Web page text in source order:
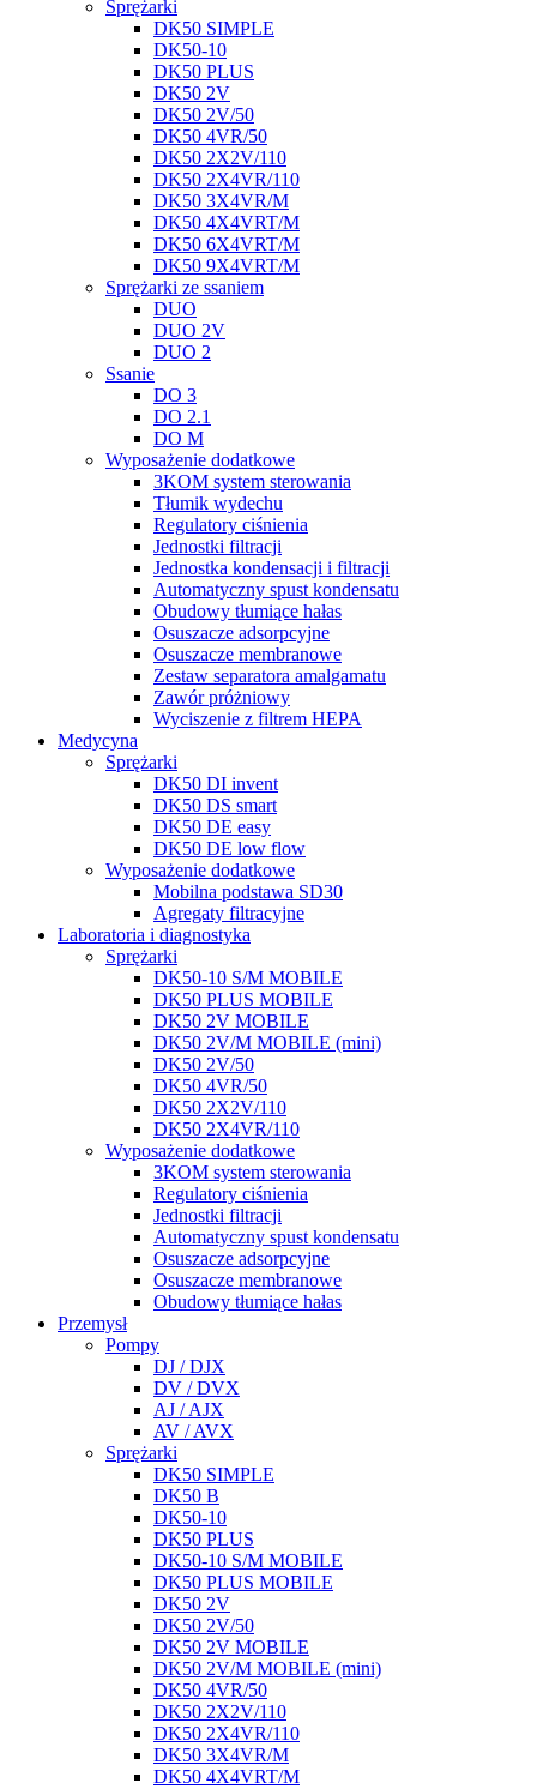
Sprężarki
DK50 SIMPLE
DK50-10
DK50 PLUS
DK50 2V
DK50 2V/50
DK50 4VR/50
DK50 2X2V/110
DK50 2X4VR/110
DK50 3X4VR/M
DK50 4X4VRT/M
DK50 6X4VRT/M
DK50 9X4VRT/M
Sprężarki ze ssaniem
DUO
DUO 2V
DUO 2
Ssanie
DO 3
DO 2.1
DO M
Wyposażenie dodatkowe
3KOM system sterowania
Tłumik wydechu
Regulatory ciśnienia
Jednostki filtracji
Jednostka kondensacji i filtracji
Automatyczny spust kondensatu
Obudowy tłumiące hałas
Osuszacze adsorpcyjne
Osuszacze membranowe
Zestaw separatora amalgamatu
Zawór próżniowy
Wyciszenie z filtrem HEPA
Medycyna
Sprężarki
DK50 DI invent
DK50 DS smart
DK50 DE easy
DK50 DE low flow
Wyposażenie dodatkowe
Mobilna podstawa SD30
Agregaty filtracyjne
Laboratoria i diagnostyka
Sprężarki
DK50-10 S/M MOBILE
DK50 PLUS MOBILE
DK50 2V MOBILE
DK50 2V/M MOBILE (mini)
DK50 2V/50
DK50 4VR/50
DK50 2X2V/110
DK50 2X4VR/110
Wyposażenie dodatkowe
3KOM system sterowania
Regulatory ciśnienia
Jednostki filtracji
Automatyczny spust kondensatu
Osuszacze adsorpcyjne
Osuszacze membranowe
Obudowy tłumiące hałas
Przemysł
Pompy
DJ / DJX
DV / DVX
AJ / AJX
AV / AVX
Sprężarki
DK50 SIMPLE
DK50 B
DK50-10
DK50 PLUS
DK50-10 S/M MOBILE
DK50 PLUS MOBILE
DK50 2V
DK50 2V/50
DK50 2V MOBILE
DK50 2V/M MOBILE (mini)
DK50 4VR/50
DK50 2X2V/110
DK50 2X4VR/110
DK50 3X4VR/M
DK50 4X4VRT/M